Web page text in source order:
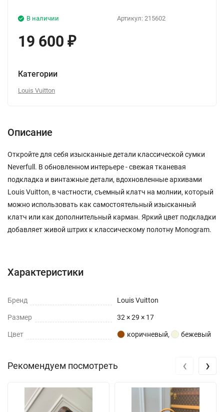
Артикул: 215602
В наличии
19 600 ₽
Категории
Louis Vuitton
Описание
Откройте для себя изысканные детали классической сумки
Neverfull. В обновленном интерьере - свежая тканевая
подкладка и винтажные детали, вдохновленные архивами
Louis Vuitton, в частности, съемный клатч на молнии, который
можно использовать как самостоятельный изысканный
клатч или как дополнительный карман. Яркий цвет подкладки
добавляет живой штрих к классическому полотну Monogram.
Характеристики
Бренд Louis Vuitton
Размер 32 × 29 × 17
Цвет коричневый, бежевый
Рекомендуем посмотреть ‹ ›